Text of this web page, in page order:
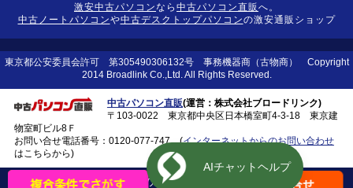
激安中古パソコンなら 中古パソコン直販 へ。
中古ノートパソコンや中古デスクトップパソコンの激安通販ショップ
東京都公安委員会許可 第305490306132号 事務機器商（古物商） Copyright
2014 Broadlink Co.,Ltd. All Rights Reserved.
中古パソコン直販(運営：株式会社ブロードリンク)
〒103-0022 東京都中央区日本橋室町4-3-18 東京建
物室町ビル8Ｆ
お問い合せ電話番号： 0120-077-747(インターネットからのお問い合わせ
はこちらから)
このページの上に戻る